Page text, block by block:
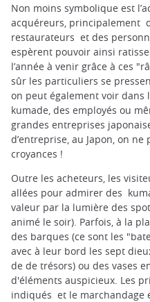
Non moins symbolique est
acquéreurs, principalement
restaurateurs et des
espèrent pouvoir ainsi
l’année à venir grâce à ces
sûr les particuliers se
on peut également voir dans
kumade, des employés ou
grandes entreprises
d’entreprise, au Japon, on ne
croyances !
Outre les acheteurs, les
allées pour admirer des
valeur par la lumière des
animé le soir). Parfois, à la
des barques (ce sont les
avec à leur bord les sept
de de trésors) ou des vases
d'éléments auspicieux. Les
indiqués et le marchandage